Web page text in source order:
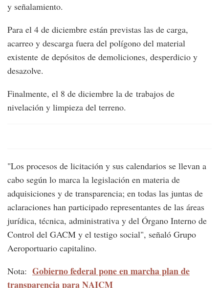
y señalamiento.
Para el 4 de diciembre están previstas las de carga,
acarreo y descarga fuera del polígono del material
existente de depósitos de demoliciones, desperdicio y
desazolve.
Finalmente, el 8 de diciembre la de trabajos de
nivelación y limpieza del terreno.
"Los procesos de licitación y sus calendarios se llevan a
cabo según lo marca la legislación en materia de
adquisiciones y de transparencia; en todas las juntas de
aclaraciones han participado representantes de las áreas
jurídica, técnica, administrativa y del Órgano Interno de
Control del GACM y el testigo social", señaló Grupo
Aeroportuario capitalino.
Nota: Gobierno federal pone en marcha plan de
transparencia para NAICM